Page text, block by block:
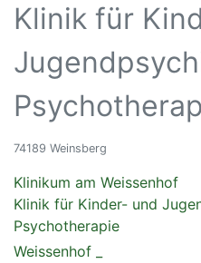
Klinik für
74189 Weinsberg
Klinikum am Weissenhof
Klinik für Kinder- und
Psychotherapie
Weissenhof _